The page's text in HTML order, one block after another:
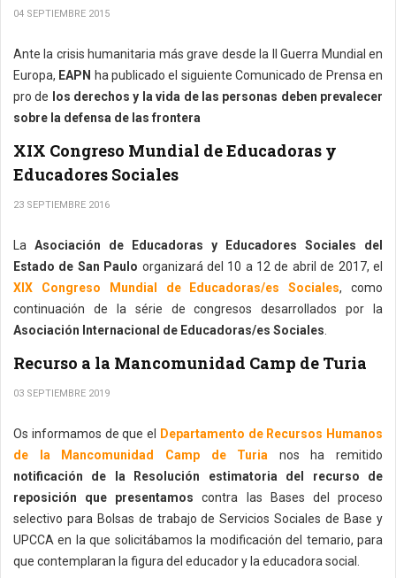
04 SEPTIEMBRE 2015
Ante la crisis humanitaria más grave desde la II Guerra Mundial en
Europa, EAPN ha publicado el siguiente Comunicado de Prensa en
pro de
los derechos y la vida de las personas deben prevalecer
sobre la defensa de las frontera
XIX Congreso Mundial de Educadoras y
Educadores Sociales
23 SEPTIEMBRE 2016
La Asociación de Educadoras y Educadores Sociales del
Estado de San Paulo organizará del 10 a 12 de abril de 2017, el
XIX Congreso Mundial de Educadoras/es Sociales, como
continuación de la série de congresos desarrollados por la
Asociación Internacional de Educadoras/es Sociales
Recurso a la Mancomunidad Camp de Turia
03 SEPTIEMBRE 2019
Os informamos de que el
Departamento de Recursos Humanos
de la Mancomunidad Camp de Turia nos ha remitido
notificación de la Resolución estimatoria del recurso de
reposición que presentamos contra las Bases del proceso
selectivo para Bolsas de trabajo de Servicios Sociales de Base y
UPCCA en la que solicitábamos la modificación del temario, para
que contemplaran la figura del educador y la educadora social.